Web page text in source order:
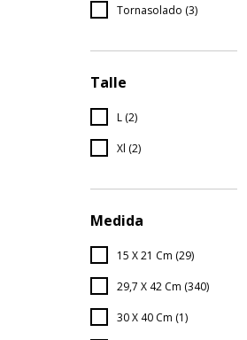
Tornasolado (3)
Talle
L (2)
Xl (2)
Medida
15 X 21 Cm (29)
29,7 X 42 Cm (340)
30 X 40 Cm (1)